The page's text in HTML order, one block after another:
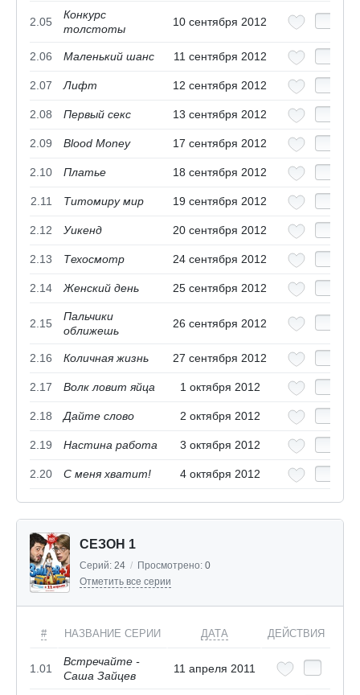
2.05
Конкурс
толстоты
10 сентября 2012
2.06 Маленький шанс 11 сентября 2012
2.07 Лифт 12 сентября 2012
2.08 Первый секс 13 сентября 2012
2.09 Blood Money 17 сентября 2012
2.10 Платье 18 сентября 2012
2.11 Титомиру мир 19 сентября 2012
2.12 Уикенд 20 сентября 2012
2.13 Техосмотр 24 сентября 2012
2.14 Женский день 25 сентября 2012
2.15
Пальчики
оближешь
26 сентября 2012
2.16 Количная жизнь 27 сентября 2012
2.17 Волк ловит яйца 1 октября 2012
2.18 Дайте слово 2 октября 2012
2.19 Настина работа 3 октября 2012
2.20 С меня хватит! 4 октября 2012
СЕЗОН 1
Серий: 24 / Просмотрено: 0
Отметить все серии
# НАЗВАНИЕ СЕРИИ ДАТА ДЕЙСТВИЯ
1.01
Встречайте -
Саша Зайцев
11 апреля 2011